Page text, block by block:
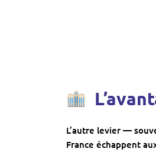
L’autre levier —
France échappent